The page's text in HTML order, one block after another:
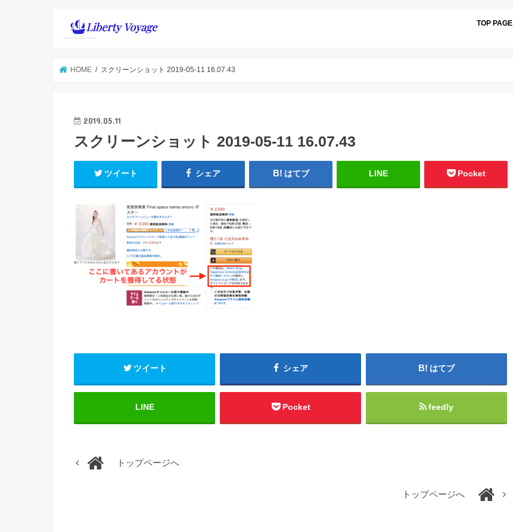
TOP PAGE
HOME スクリーンショット 2019-05-11 16.07.43
2019.05.11
スクリーンショット 2019-05-11 16.07.43
ツイート シェア はてブ LINE Pocket
ツイート シェア はてブ
LINE Pocket feedly
トップページへ
トップページへ